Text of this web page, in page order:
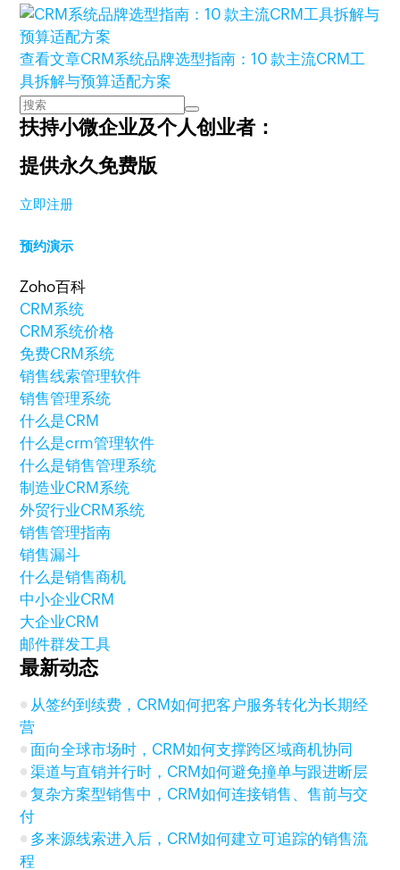
查看文章CRM系统品牌选型指南：10 款主流CRM工
具拆解与预算适配方案
扶持小微企业及个人创业者：
提供永久免费版
立即注册
预约演示
Zoho百科
CRM系统
CRM系统价格
免费CRM系统
销售线索管理软件
销售管理系统
什么是CRM
什么是crm管理软件
什么是销售管理系统
制造业CRM系统
外贸行业CRM系统
销售管理指南
销售漏斗
什么是销售商机
中小企业CRM
大企业CRM
邮件群发工具
最新动态
从签约到续费，CRM如何把客户服务转化为长期经
营
面向全球市场时，CRM如何支撑跨区域商机协同
渠道与直销并行时，CRM如何避免撞单与跟进断层
复杂方案型销售中，CRM如何连接销售、售前与交
付
多来源线索进入后，CRM如何建立可追踪的销售流
程